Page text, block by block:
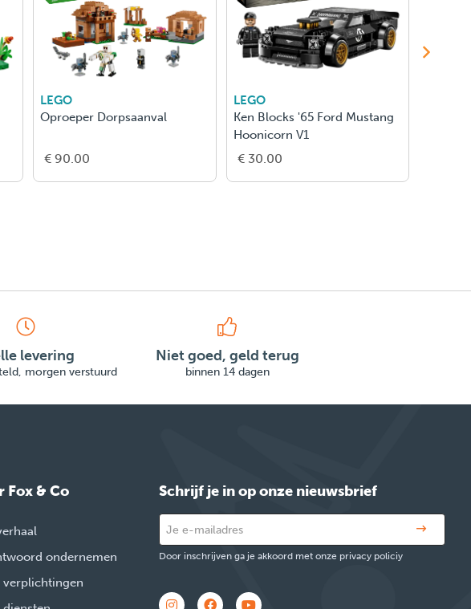
LEGO
Oproeper Dorpsaanval
€ 90.00
LEGO
Ken Blocks '65 Ford Mustang
Hoonicorn V1
€ 30.00
levering
morgen verstuurd
Niet goed, geld terug
binnen 14 dagen
Fox & Co
ondernemen
verplichtingen
Schrijf je in op onze nieuwsbrief
Door inschrijven ga je akkoord met onze privacy policiy